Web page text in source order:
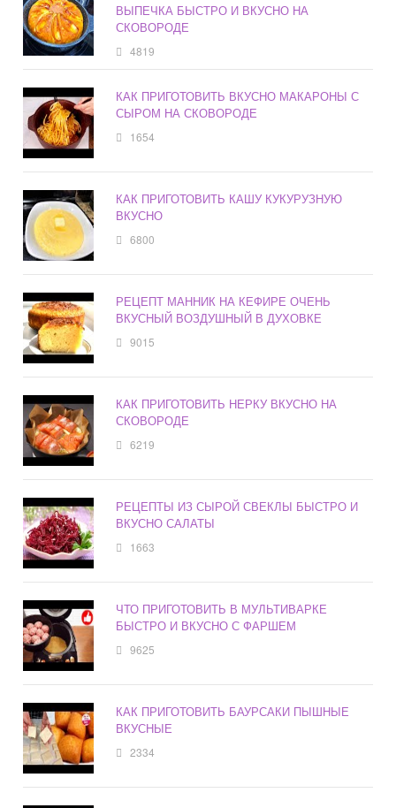
ВЫПЕЧКА БЫСТРО И ВКУСНО НА
СКОВОРОДЕ
4819
КАК ПРИГОТОВИТЬ ВКУСНО МАКАРОНЫ С
СЫРОМ НА СКОВОРОДЕ
1654
КАК ПРИГОТОВИТЬ КАШУ КУКУРУЗНУЮ
ВКУСНО
6800
РЕЦЕПТ МАННИК НА КЕФИРЕ ОЧЕНЬ
ВКУСНЫЙ ВОЗДУШНЫЙ В ДУХОВКЕ
9015
КАК ПРИГОТОВИТЬ НЕРКУ ВКУСНО НА
СКОВОРОДЕ
6219
РЕЦЕПТЫ ИЗ СЫРОЙ СВЕКЛЫ БЫСТРО И
ВКУСНО САЛАТЫ
1663
ЧТО ПРИГОТОВИТЬ В МУЛЬТИВАРКЕ
БЫСТРО И ВКУСНО С ФАРШЕМ
9625
КАК ПРИГОТОВИТЬ БАУРСАКИ ПЫШНЫЕ
ВКУСНЫЕ
2334